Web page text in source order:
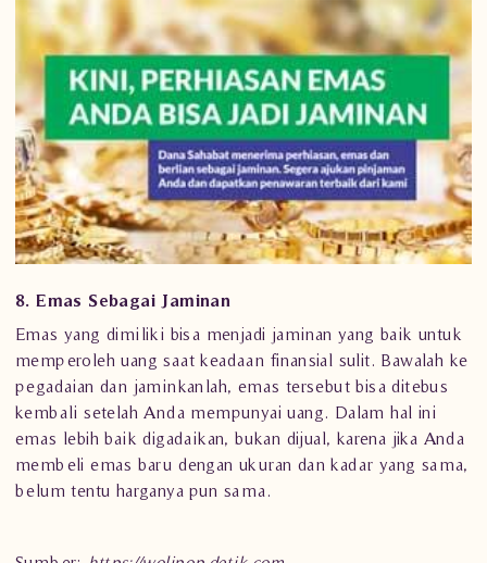
8. Emas Sebagai Jaminan
Emas yang dimiliki bisa menjadi jaminan yang baik untuk
memperoleh uang saat keadaan finansial sulit. Bawalah ke
pegadaian dan jaminkanlah, emas tersebut bisa ditebus
kembali setelah Anda mempunyai uang. Dalam hal ini
emas lebih baik digadaikan, bukan dijual, karena jika Anda
membeli emas baru dengan ukuran dan kadar yang sama,
belum tentu harganya pun sama.